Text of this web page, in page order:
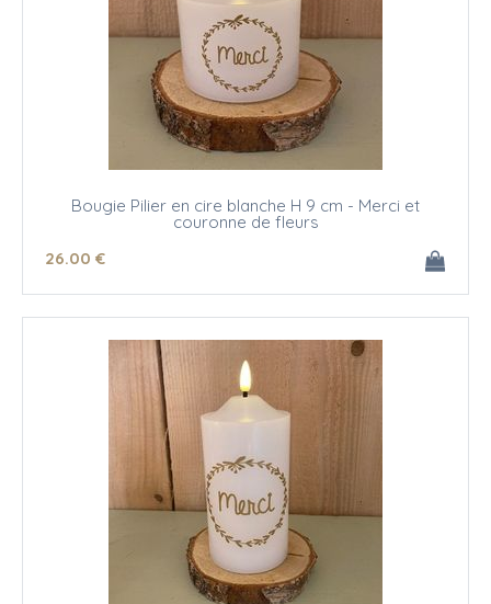
Bougie Pilier en cire blanche H 9 cm - Merci et
couronne de fleurs
26.00 €